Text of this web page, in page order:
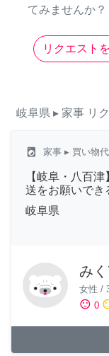
てみませんか？
リクエスト
岐阜県 ▸ 家事 リ
local_laundry_service 家事 ▸ 買い物
【岐阜・八百
送をお願いでき
岐阜県
み
女性 /
sentiment_satisfied 0